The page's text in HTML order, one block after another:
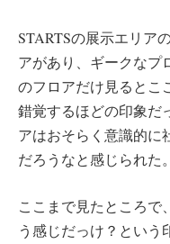
STARTSの展示エリア
アがあり、ギークなプ
のフロアだけ見るとこ
錯覚するほどの印象だ
アはおそらく意識的に
だろうなと感じられた。
ここまで見たところで
う感じだっけ？という